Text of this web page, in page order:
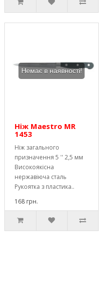
Немає в наявності!
Ніж Maestro MR
1453
Ніж загального
призначення 5 '' 2,5 мм
Високоякісна
нержавіюча сталь
Рукоятка з пластика..
168 грн.